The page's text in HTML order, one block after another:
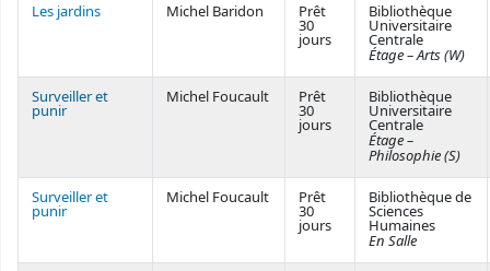
Les jardins Michel Baridon Prêt
30
jours
Bibliothèque
Universitaire
Centrale
Étage – Arts (W)
Surveiller et
punir
Michel Foucault Prêt
30
jours
Bibliothèque
Universitaire
Centrale
Étage –
Philosophie (S)
Surveiller et
punir
Michel Foucault Prêt
30
jours
Bibliothèque de
Sciences
Humaines
En Salle